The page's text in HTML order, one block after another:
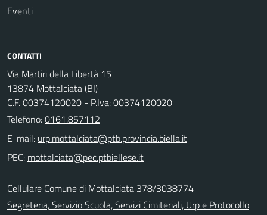
Eventi
CONTATTI
Via Martiri della Libertà 15
13874 Mottalciata (BI)
C.F. 00374120020 - P.Iva: 00374120020
Telefono:0161.857112
E-mail:
PEC:
Cellulare Comune di Mottalciata 378/3038774
Segreteria, Servizio Scuola, Servizi Cimiteriali, Urp e Protocollo